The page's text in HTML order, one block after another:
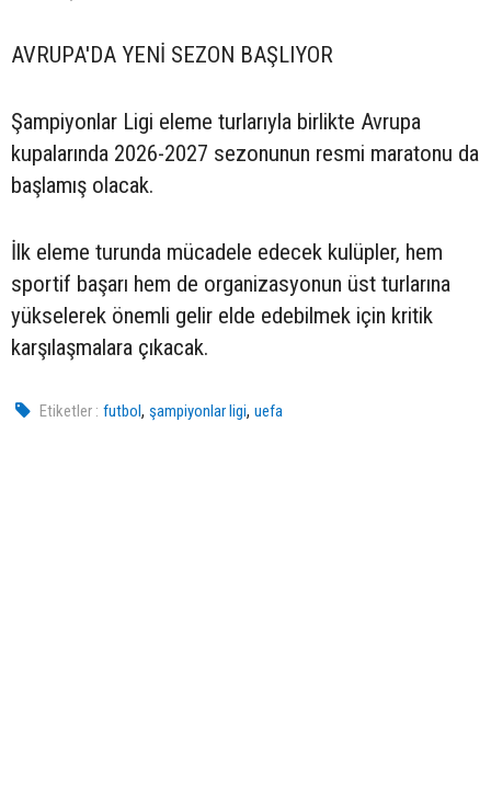
AVRUPA'DA YENİ SEZON BAŞLIYOR
Şampiyonlar Ligi eleme turlarıyla birlikte Avrupa
kupalarında 2026-2027 sezonunun resmi maratonu da
başlamış olacak.
İlk eleme turunda mücadele edecek kulüpler, hem
sportif başarı hem de organizasyonun üst turlarına
yükselerek önemli gelir elde edebilmek için kritik
karşılaşmalara çıkacak.
Etiketler : futbol,şampiyonlar ligi,uefa